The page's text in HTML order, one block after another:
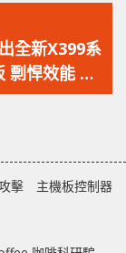
一
篇
文
全新X399系
可擊！
擊 主機板控制器